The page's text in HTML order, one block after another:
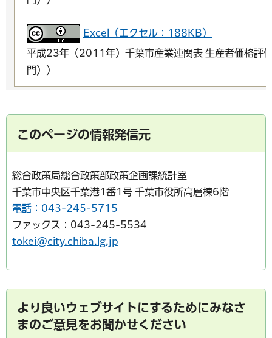
Excel（エクセル：188KB）
平成23年（2011年）千葉市産業連関表 生産者価格評
門））
このページの情報発信元
総合政策局総合政策部政策企画課統計室
千葉市中央区千葉港1番1号 千葉市役所高層棟6階
電話：043-245-5715
ファックス：043-245-5534
tokei@city.chiba.lg.jp
より良いウェブサイトにするためにみなさ
まのご意見をお聞かせください